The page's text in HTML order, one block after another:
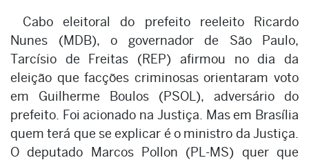
Cabo eleitoral do prefeito reeleito Ricardo
Nunes (MDB), o governador de São Paulo,
Tarcísio de Freitas (REP) afirmou no dia da
eleição que facções criminosas orientaram voto
em Guilherme Boulos (PSOL), adversário do
prefeito. Foi acionado na Justiça. Mas em Brasília
quem terá que se explicar é o ministro da Justiça.
O deputado Marcos Pollon (PL-MS) quer que